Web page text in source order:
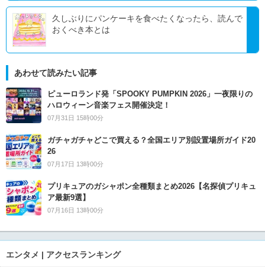
久しぶりにパンケーキを食べたくなったら、読んで
おくべき本とは
あわせて読みたい記事
ピューロランド発「SPOOKY PUMPKIN 2026」一夜限りの
ハロウィーン音楽フェス開催決定！
07月31日 15時00分
ガチャガチャどこで買える？全国エリア別設置場所ガイド20
26
07月17日 13時00分
プリキュアのガシャポン全種類まとめ2026【名探偵プリキュ
ア最新9選】
07月16日 13時00分
エンタメ | アクセスランキング